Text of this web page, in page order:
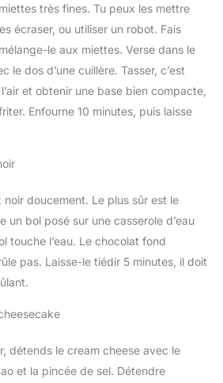
très fines. Tu peux les mettre
écraser, ou utiliser un robot. Fais
le aux miettes. Verse dans le
le dos d’une cuillère. Tasser, c’est
et obtenir une base bien compacte,
Enfourne 10 minutes, puis laisse
noir doucement. Le plus sûr est le
un bol posé sur une casserole d’eau
touche l’eau. Le chocolat fond
pas. Laisse-le tiédir 5 minutes, il doit
détends le cream cheese avec le
et la pincée de sel. Détendre